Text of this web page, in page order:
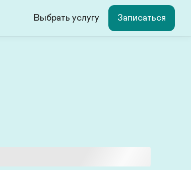
Выбрать услугу Записаться